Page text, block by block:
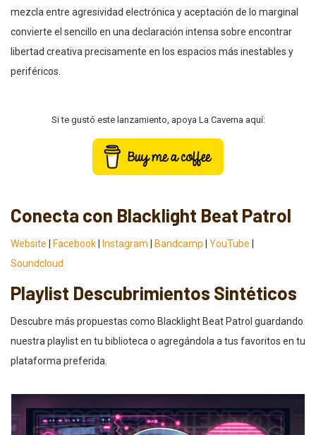
mezcla entre agresividad electrónica y aceptación de lo marginal
convierte el sencillo en una declaración intensa sobre encontrar
libertad creativa precisamente en los espacios más inestables y
periféricos.
Si te gustó este lanzamiento, apoya La Caverna aquí:
Conecta con Blacklight Beat Patrol
Website Facebook Instagram Bandcamp YouTube
Soundcloud
Playlist Descubrimientos Sintéticos
Descubre más propuestas como Blacklight Beat Patrol guardando
nuestra playlist en tu biblioteca o agregándola a tus favoritos en tu
plataforma preferida.